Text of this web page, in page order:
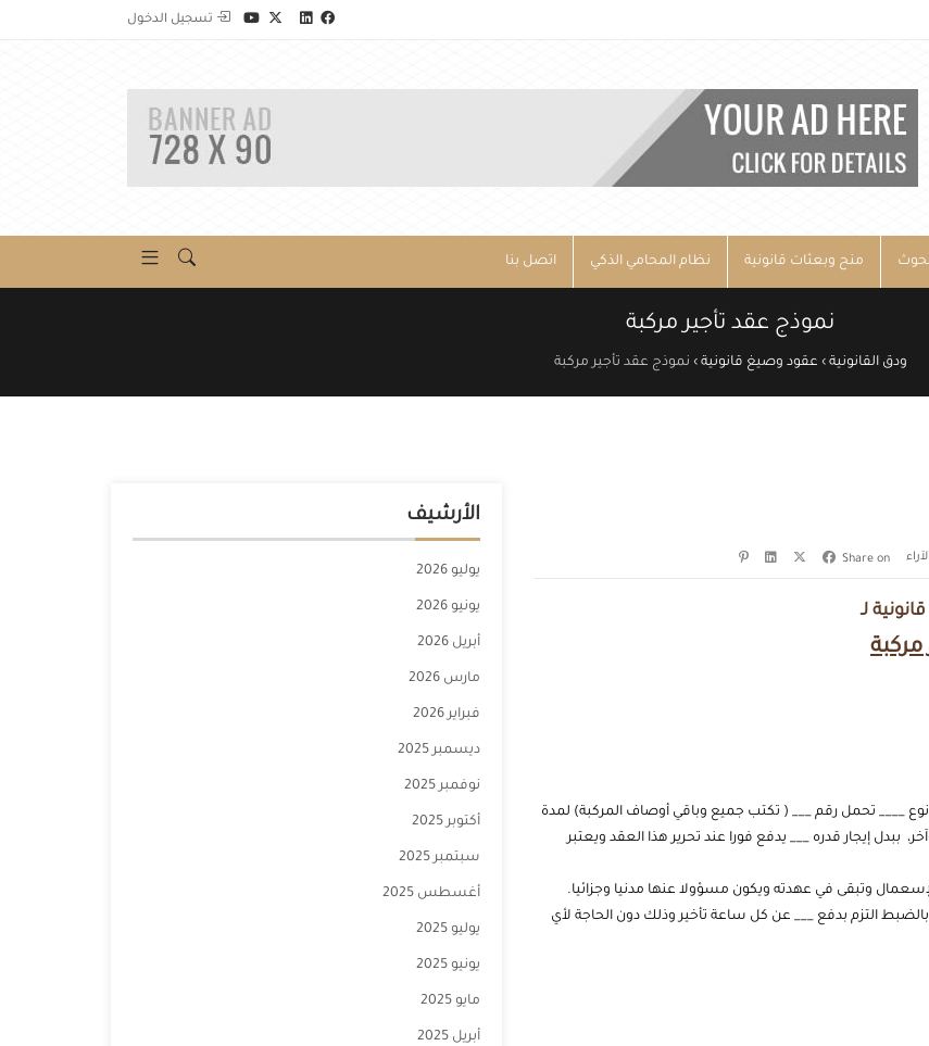
تسجيل الدخول
منح وبعثات قانونية نظام المحامي الذكي اتصل بنا
نموذج عقد تأجير مركبة
ودق القانونية › عقود وصيغ قانونية › نموذج عقد تأجير مركبة
الآراء Share on
لـ
مركبة
نوع ____ تحمل رقم ___ ( تكتب جميع وباقي أوصاف المركبة) لمدة
ببدل إيجار قدره ___ يدفع فورا عند تحرير هذا العقد ويعتبر
وتبقى في عهدته ويكون مسؤولا عنها مدنيا وجزائيا.
بالضبط التزم بدفع ___ عن كل ساعة تأخير وذلك دون الحاجة لأي
الأرشيف
يوليو 2026
يونيو 2026
أبريل 2026
مارس 2026
فبراير 2026
ديسمبر 2025
نوفمبر 2025
أكتوبر 2025
سبتمبر 2025
أغسطس 2025
يوليو 2025
يونيو 2025
مايو 2025
أبريل 2025